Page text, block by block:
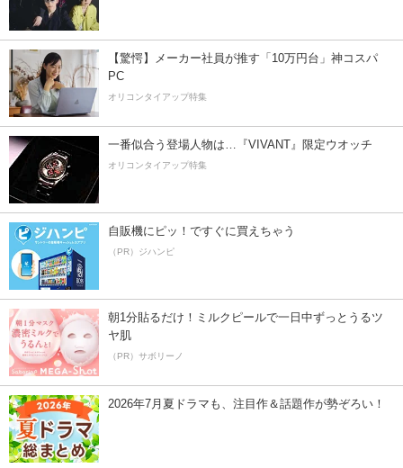
【驚愕】メーカー社員が推す「10万円台」神コスパ
PC
オリコンタイアップ特集
一番似合う登場人物は…『VIVANT』限定ウオッチ
オリコンタイアップ特集
自販機にピッ！ですぐに買えちゃう
（PR）ジハンピ
朝1分貼るだけ！ミルクピールで一日中ずっとうるツ
ヤ肌
（PR）サボリーノ
2026年7月夏ドラマも、注目作＆話題作が勢ぞろい！